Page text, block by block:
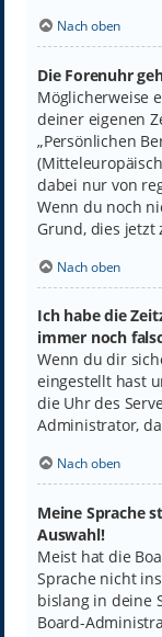
Nach oben
Die Forenuhr
Möglicherweise
deiner eigenen
„Persönlichen
dabei nur von
Wenn du noch
Grund, dies jetzt
Nach oben
Ich habe die
immer noch
Wenn du dir
eingestellt hast
die Uhr des
Administrator,
Nach oben
Meine Sprache
Auswahl!
Meist hat die
Sprache nicht
bislang in deine
Board-